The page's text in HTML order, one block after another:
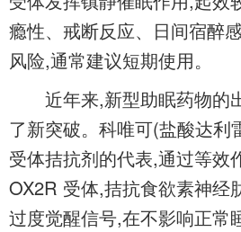
瘾性、戒断反应、日间宿醉
风险,通常建议短期使用。
近年来,新型助眠药物的
了新突破。科唯可(盐酸达利
受体拮抗剂的代表,通过等效
OX2R 受体,拮抗食欲素神经
过度觉醒信号,在不影响正常